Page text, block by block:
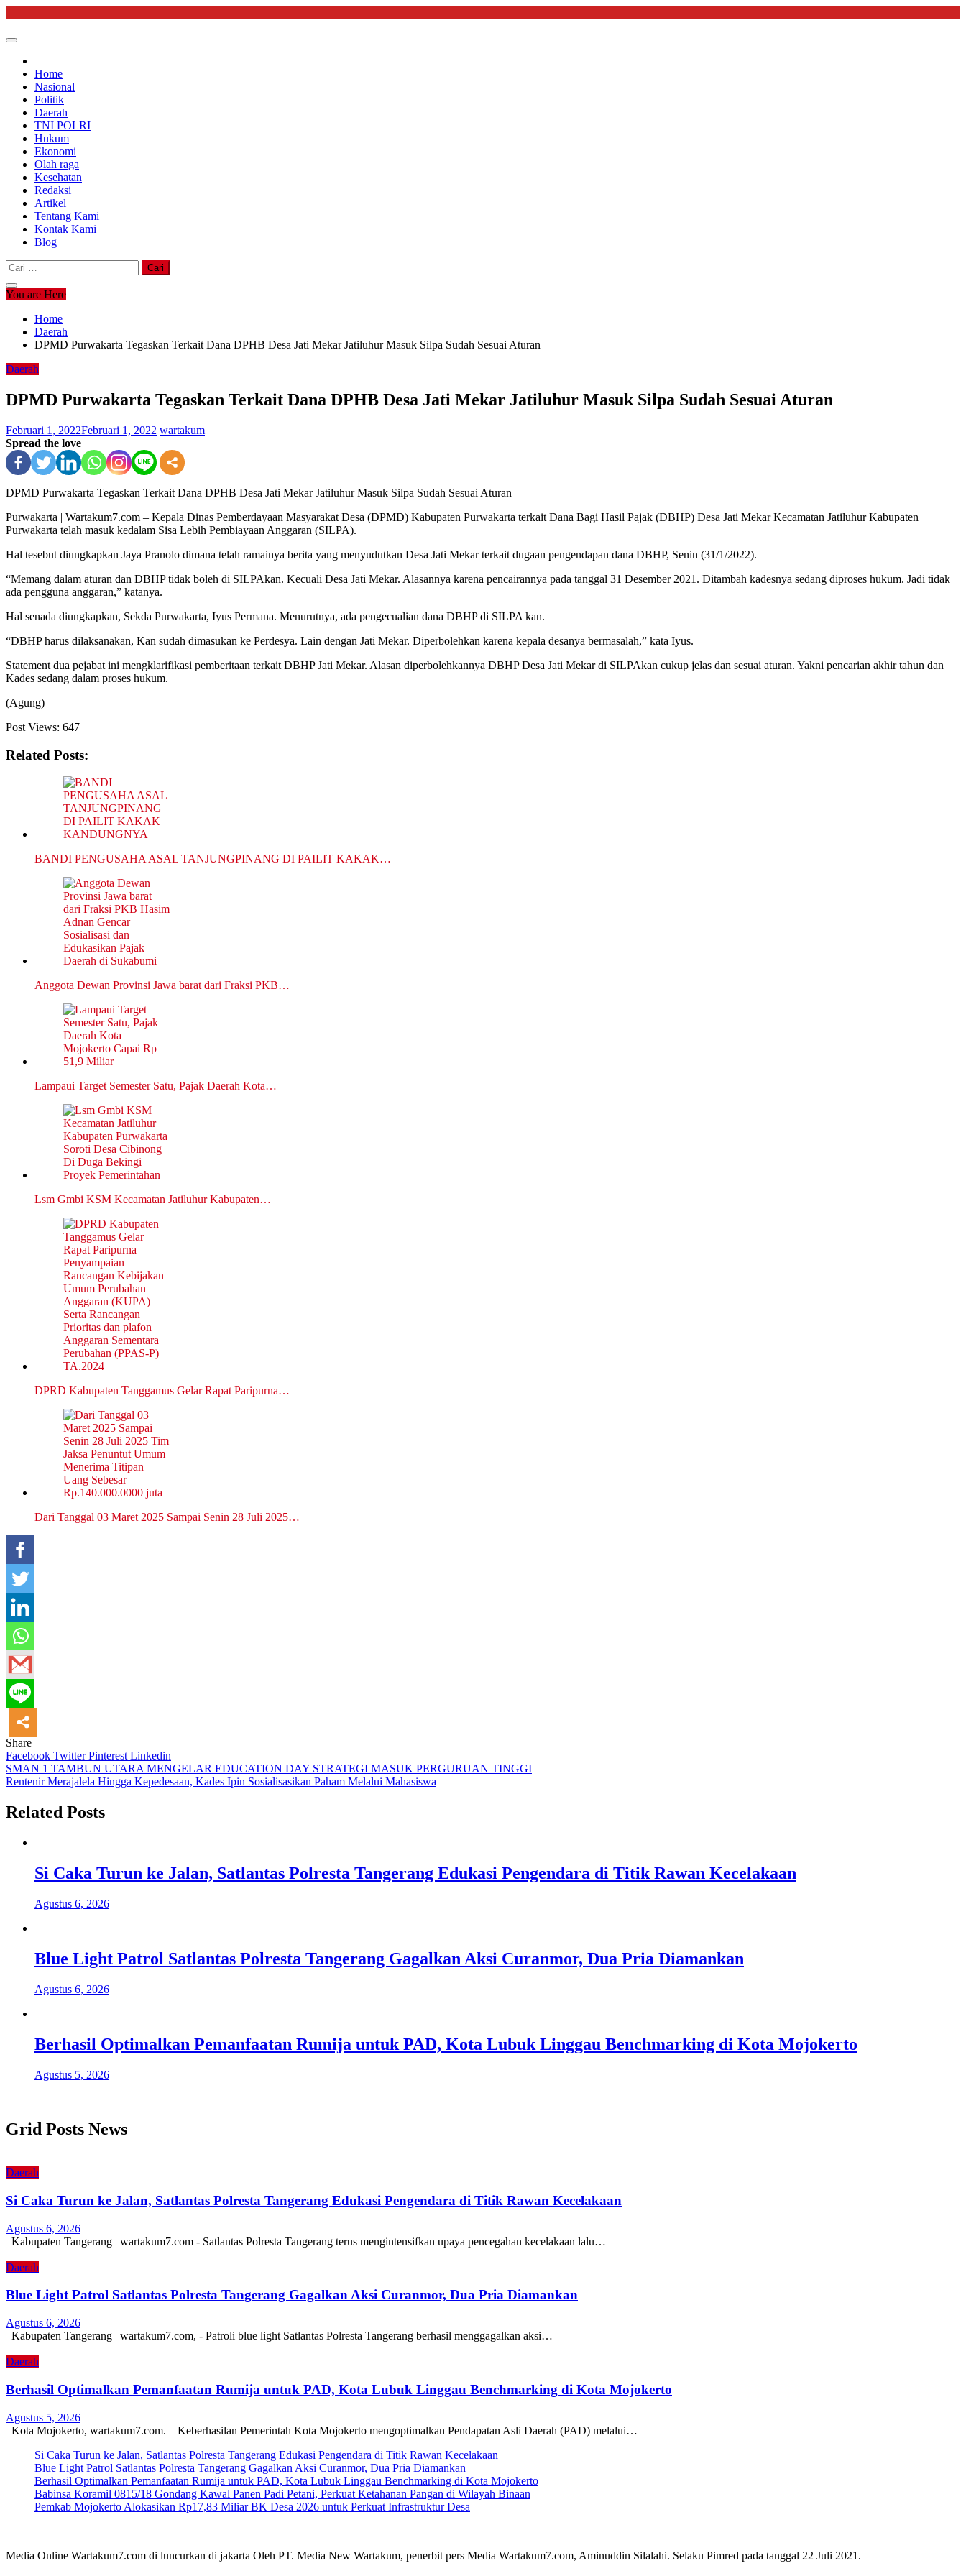
content
Home
Nasional
Politik
Daerah
TNI POLRI
Hukum
Ekonomi
Olah raga
Kesehatan
Redaksi
Artikel
Tentang Kami
Kontak Kami
Blog
Cari
untuk:
You are Here
Home
Daerah
DPMD Purwakarta Tegaskan Terkait Dana DPHB Desa Jati Mekar Jatiluhur Masuk Silpa Sudah Sesuai Aturan
Daerah
DPMD Purwakarta Tegaskan Terkait Dana DPHB Desa Jati Mekar Jatiluhur Masuk Silpa Sudah Sesuai Aturan
Februari 1, 2022Februari 1, 2022 wartakum
Spread the love
DPMD Purwakarta Tegaskan Terkait Dana DPHB Desa Jati Mekar Jatiluhur Masuk Silpa Sudah Sesuai Aturan
Purwakarta | Wartakum7.com – Kepala Dinas Pemberdayaan Masyarakat Desa (DPMD) Kabupaten Purwakarta terkait Dana Bagi Hasil Pajak (DBHP) Desa Jati Mekar Kecamatan Jatiluhur Kabupaten
Purwakarta telah masuk kedalam Sisa Lebih Pembiayaan Anggaran (SILPA).
Hal tesebut diungkapkan Jaya Pranolo dimana telah ramainya berita yang menyudutkan Desa Jati Mekar terkait dugaan pengendapan dana DBHP, Senin (31/1/2022).
“Memang dalam aturan dan DBHP tidak boleh di SILPAkan. Kecuali Desa Jati Mekar. Alasannya karena pencairannya pada tanggal 31 Desember 2021. Ditambah kadesnya sedang diproses hukum. Jadi tidak
ada pengguna anggaran,” katanya.
Hal senada diungkapkan, Sekda Purwakarta, Iyus Permana. Menurutnya, ada pengecualian dana DBHP di SILPA kan.
“DBHP harus dilaksanakan, Kan sudah dimasukan ke Perdesya. Lain dengan Jati Mekar. Diperbolehkan karena kepala desanya bermasalah,” kata Iyus.
Statement dua pejabat ini mengklarifikasi pemberitaan terkait DBHP Jati Mekar. Alasan diperbolehkannya DBHP Desa Jati Mekar di SILPAkan cukup jelas dan sesuai aturan. Yakni pencarian akhir tahun dan
Kades sedang dalam proses hukum.
(Agung)
Post Views: 647
Related Posts:
BANDI PENGUSAHA ASAL TANJUNGPINANG DI PAILIT KAKAK…
Anggota Dewan Provinsi Jawa barat dari Fraksi PKB…
Lampaui Target Semester Satu, Pajak Daerah Kota…
Lsm Gmbi KSM Kecamatan Jatiluhur Kabupaten…
DPRD Kabupaten Tanggamus Gelar Rapat Paripurna…
Dari Tanggal 03 Maret 2025 Sampai Senin 28 Juli 2025…
Share
Facebook TwitterPinterest Linkedin
Navigasi
pos
SMAN 1 TAMBUN UTARA MENGELAR EDUCATION DAY STRATEGI MASUK PERGURUAN TINGGI
Rentenir Merajalela Hingga Kepedesaan, Kades Ipin Sosialisasikan Paham Melalui Mahasiswa
Related Posts
Si Caka Turun ke Jalan, Satlantas Polresta Tangerang Edukasi Pengendara di Titik Rawan Kecelakaan
Agustus 6, 2026
Blue Light Patrol Satlantas Polresta Tangerang Gagalkan Aksi Curanmor, Dua Pria Diamankan
Agustus 6, 2026
Berhasil Optimalkan Pemanfaatan Rumija untuk PAD, Kota Lubuk Linggau Benchmarking di Kota Mojokerto
Agustus 5, 2026
Grid Posts News
Daerah
Si Caka Turun ke Jalan, Satlantas Polresta Tangerang Edukasi Pengendara di Titik Rawan Kecelakaan
Agustus 6, 2026
Kabupaten Tangerang | wartakum7.com - Satlantas Polresta Tangerang terus mengintensifkan upaya pencegahan kecelakaan lalu…
Daerah
Blue Light Patrol Satlantas Polresta Tangerang Gagalkan Aksi Curanmor, Dua Pria Diamankan
Agustus 6, 2026
Kabupaten Tangerang | wartakum7.com, - Patroli blue light Satlantas Polresta Tangerang berhasil menggagalkan aksi…
Daerah
Berhasil Optimalkan Pemanfaatan Rumija untuk PAD, Kota Lubuk Linggau Benchmarking di Kota Mojokerto
Agustus 5, 2026
Kota Mojokerto, wartakum7.com. – Keberhasilan Pemerintah Kota Mojokerto mengoptimalkan Pendapatan Asli Daerah (PAD) melalui…
Si Caka Turun ke Jalan, Satlantas Polresta Tangerang Edukasi Pengendara di Titik Rawan Kecelakaan
Blue Light Patrol Satlantas Polresta Tangerang Gagalkan Aksi Curanmor, Dua Pria Diamankan
Berhasil Optimalkan Pemanfaatan Rumija untuk PAD, Kota Lubuk Linggau Benchmarking di Kota Mojokerto
Babinsa Koramil 0815/18 Gondang Kawal Panen Padi Petani, Perkuat Ketahanan Pangan di Wilayah Binaan
Pemkab Mojokerto Alokasikan Rp17,83 Miliar BK Desa 2026 untuk Perkuat Infrastruktur Desa
Media Online Wartakum7.com di luncurkan di jakarta Oleh PT. Media New Wartakum, penerbit pers Media Wartakum7.com, Aminuddin Silalahi. Selaku Pimred pada tanggal 22 Juli 2021.